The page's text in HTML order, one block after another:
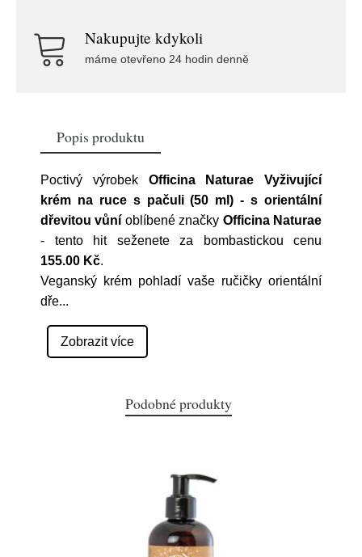
Nakupujte kdykoli
máme otevřeno 24 hodin denně
Popis produktu
Poctivý výrobek Officina Naturae Vyživující
krém na ruce s pačuli (50 ml) - s orientální
dřevitou vůní oblíbené značky Officina Naturae
- tento hit seženete za bombastickou cenu
155.00 Kč.
Veganský krém pohladí vaše ručičky orientální
dře...
Zobrazit více
Podobné produkty